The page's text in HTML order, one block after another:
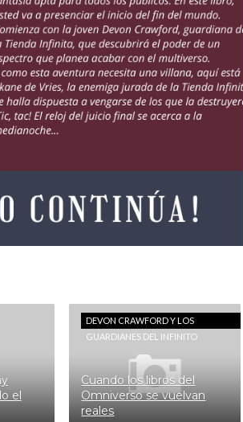
el
DEVON CRAWFORD Y LOS
GUARDIANES DEL INFINITO
Cuando los libros del
Omniverso se vuelvan
reales